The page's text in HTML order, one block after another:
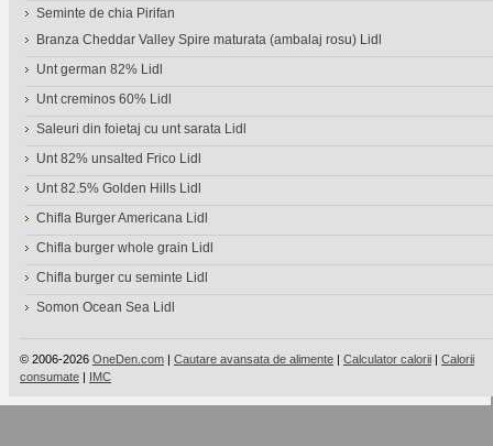
Seminte de chia Pirifan
Branza Cheddar Valley Spire maturata (ambalaj rosu) Lidl
Unt german 82% Lidl
Unt creminos 60% Lidl
Saleuri din foietaj cu unt sarata Lidl
Unt 82% unsalted Frico Lidl
Unt 82.5% Golden Hills Lidl
Chifla Burger Americana Lidl
Chifla burger whole grain Lidl
Chifla burger cu seminte Lidl
Somon Ocean Sea Lidl
© 2006-2026 OneDen.com | Cautare avansata de alimente | Calculator calorii | Calorii
consumate | IMC